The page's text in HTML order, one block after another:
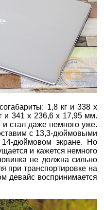
1,8 кг и 338 х
и 341 х 236,6 х 17,95 мм.
и стал даже немного уже.
с 13,3-дюймовыми
дюймовом экране. Но
и кажется немного
не должна сильно
при транспортировке на
девайс воспринимается